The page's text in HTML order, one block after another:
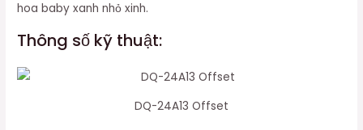
hoa baby xanh nhỏ xinh.
Thông số kỹ thuật:
DQ-24A13 Offset